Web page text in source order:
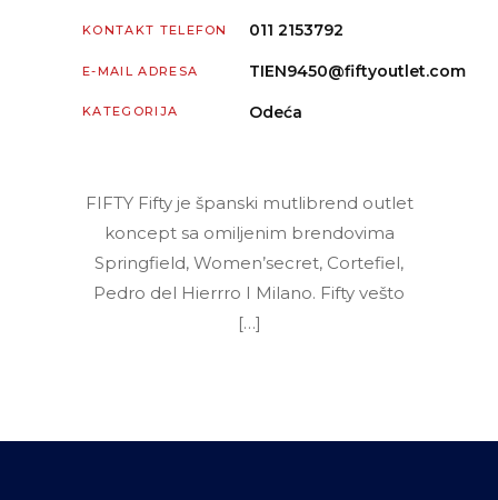
KONTAKT TELEFON 011 2153792
E-MAIL ADRESA TIEN9450@fiftyoutlet.com
KATEGORIJA Odeća
FIFTY Fifty je španski mutlibrend outlet
koncept sa omiljenim brendovima
Springfield, Women’secret, Cortefiel,
Pedro del Hierrro I Milano. Fifty vešto
[…]